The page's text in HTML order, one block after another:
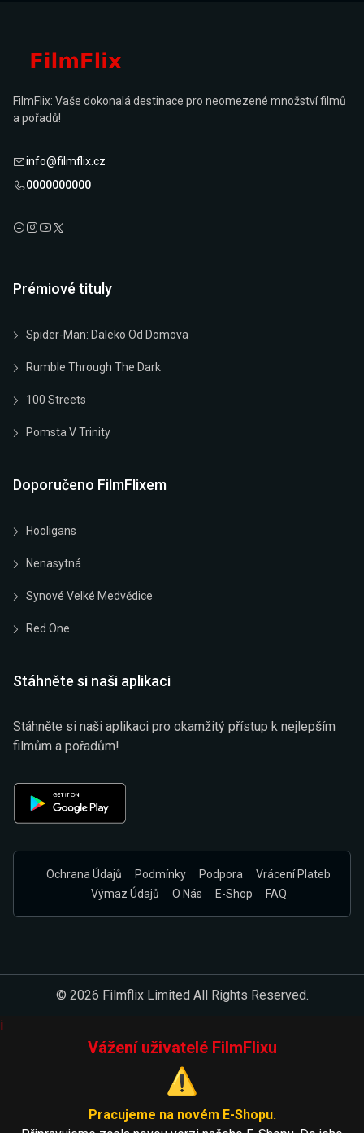
FilmFlix: Vaše dokonalá destinace pro neomezené množství filmů
a pořadů!
info@filmflix.cz
0000000000
Prémiové tituly
Spider-Man: Daleko Od Domova
Rumble Through The Dark
100 Streets
Pomsta V Trinity
Doporučeno FilmFlixem
Hooligans
Nenasytná
Synové Velké Medvědice
Red One
Stáhněte si naši aplikaci
Stáhněte si naši aplikaci pro okamžitý přístup k nejlepším
filmům a pořadům!
Ochrana Údajů Podmínky Podpora
Vrácení Plateb
Výmaz Údajů
O Nás E-Shop FAQ
© 2026 Filmflix Limited All Rights Reserved.
i
Vážení uživatelé FilmFlixu
⚠️
Pracujeme na novém E-Shopu.